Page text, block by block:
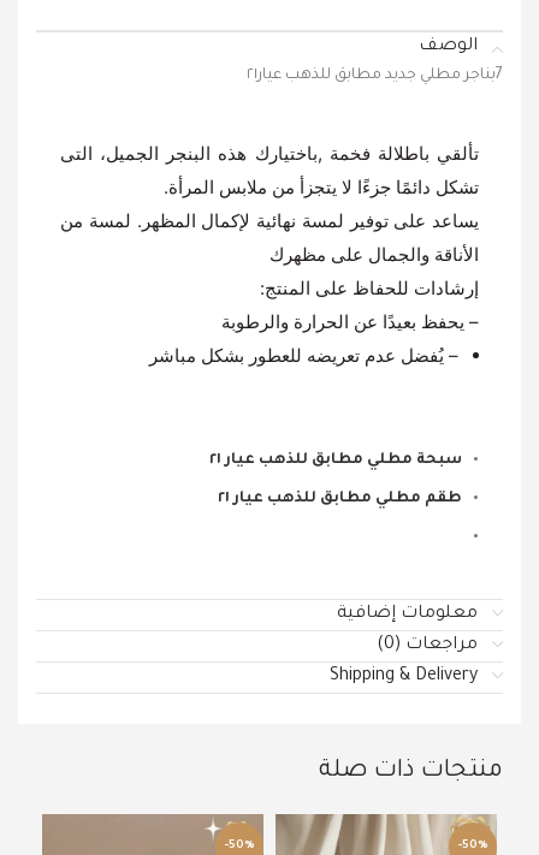
الوصف
7بناجر مطلي جديد مطابق للذهب عيار٢١
تألقي باطلالة فخمة ,باختيارك هذه البنجر الجميل، التى
تشكل دائمًا جزءًا لا يتجزأ من ملابس المرأة.
يساعد على توفير لمسة نهائية لإكمال المظهر. لمسة من
الأناقة والجمال على مظهرك
إرشادات للحفاظ على المنتج:
– يحفظ بعيدًا عن الحرارة والرطوبة
– يُفضل عدم تعريضه للعطور بشكل مباشر
سبحة مطلي مطابق للذهب عيار ٢١
طقم مطلي مطابق للذهب عيار ٢١
معلومات إضافية
مراجعات (0)
Shipping & Delivery
منتجات ذات صلة
-50%
-50%